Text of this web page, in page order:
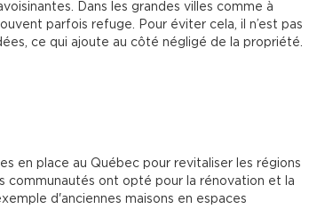
Dans les grandes villes comme à
parfois refuge. Pour éviter cela, il n’est pas
ce qui ajoute au côté négligé de la propriété.
en place au Québec pour revitaliser les régions
communautés ont opté pour la rénovation et la
d'anciennes maisons en espaces